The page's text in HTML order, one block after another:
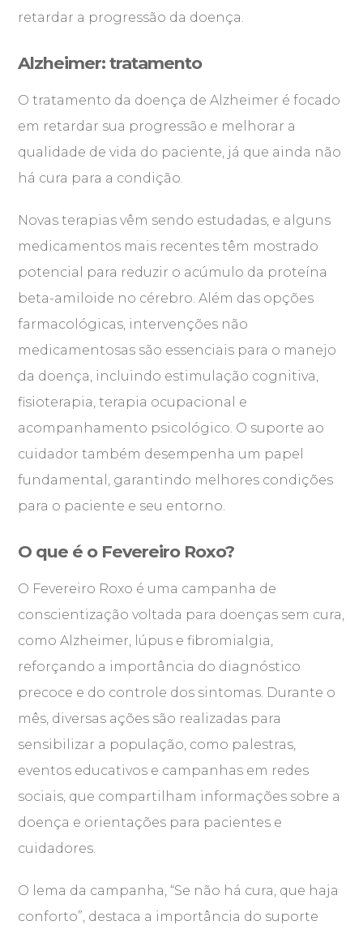
retardar a progressão da doença.
Alzheimer: tratamento
O tratamento da doença de Alzheimer é focado
em retardar sua progressão e melhorar a
qualidade de vida do paciente, já que ainda não
há cura para a condição.
Novas terapias vêm sendo estudadas, e alguns
medicamentos mais recentes têm mostrado
potencial para reduzir o acúmulo da proteína
beta-amiloide no cérebro. Além das opções
farmacológicas, intervenções não
medicamentosas são essenciais para o manejo
da doença, incluindo estimulação cognitiva,
fisioterapia, terapia ocupacional e
acompanhamento psicológico. O suporte ao
cuidador também desempenha um papel
fundamental, garantindo melhores condições
para o paciente e seu entorno.
O que é o Fevereiro Roxo?
O Fevereiro Roxo é uma campanha de
conscientização voltada para doenças sem cura,
como Alzheimer, lúpus e fibromialgia,
reforçando a importância do diagnóstico
precoce e do controle dos sintomas. Durante o
mês, diversas ações são realizadas para
sensibilizar a população, como palestras,
eventos educativos e campanhas em redes
sociais, que compartilham informações sobre a
doença e orientações para pacientes e
cuidadores.
O lema da campanha, “Se não há cura, que haja
conforto”, destaca a importância do suporte